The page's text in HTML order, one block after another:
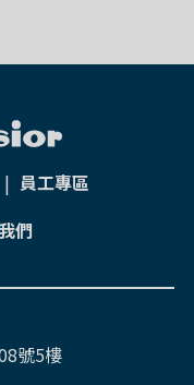
| 員工專區
們
號5樓